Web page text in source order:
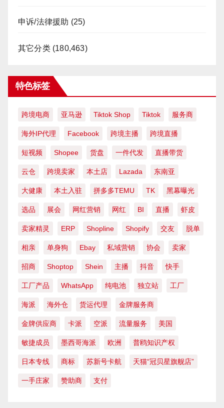
申诉/法律援助 (25)
其它分类(180,463)
特色标签
跨境电商 亚马逊 Tiktok Shop Tiktok 服务商
海外IP代理 Facebook 跨境主播 跨境直播
短视频 Shopee 货盘 一件代发 直播带货
云仓 跨境卖家 本土店 Lazada 东南亚
大健康 本土入驻 拼多多TEMU TK 黑幕曝光
选品 展会 网红营销 网红 BI 直播 虾皮
卖家精灵 ERP Shopline Shopify 交友 脱单
相亲 单身狗 Ebay 私域营销 协会 卖家
招商 Shoptop Shein 主播 抖音 快手
工厂产品 WhatsApp 纯电池 独立站 工厂
海派 海外仓 货运代理 金牌服务商
金牌供应商 卡派 空派 流量服务 美国
敏捷成员 墨西哥海派 欧洲 普鸥知识产权
日本专线 商标 苏新号卡航 天猫“冠贝星旗舰店”
一手庄家 赞助商 支付